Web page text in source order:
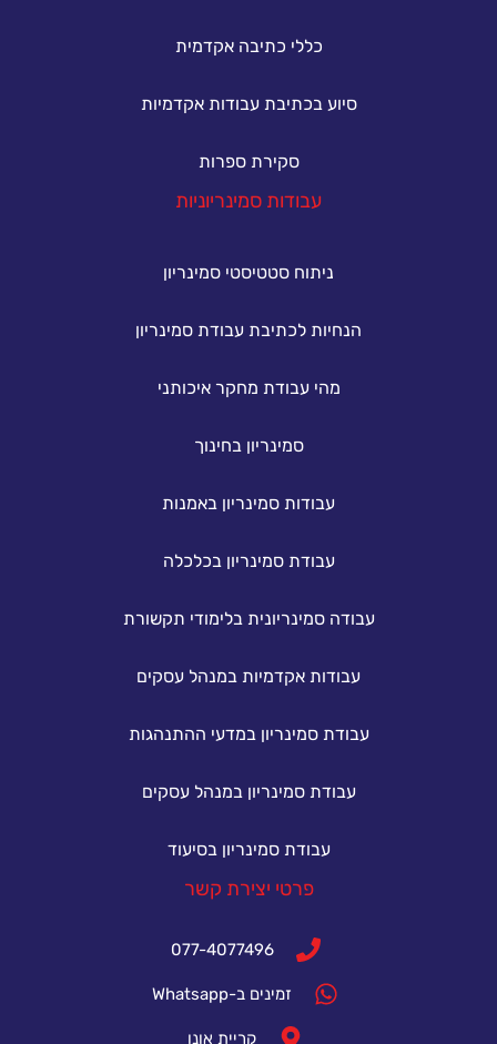
כללי כתיבה אקדמית
סיוע בכתיבת עבודות אקדמיות
סקירת ספרות
עבודות סמינריוניות
ניתוח סטטיסטי סמינריון
הנחיות לכתיבת עבודת סמינריון
מהי עבודת מחקר איכותני
סמינריון בחינוך
עבודות סמינריון באמנות
עבודת סמינריון בכלכלה
עבודה סמינריונית בלימודי תקשורת
עבודות אקדמיות במנהל עסקים
עבודת סמינריון במדעי ההתנהגות
עבודת סמינריון במנהל עסקים
עבודת סמינריון בסיעוד
פרטי יצירת קשר
077-4077496
זמינים ב-Whatsapp
קריית אונו